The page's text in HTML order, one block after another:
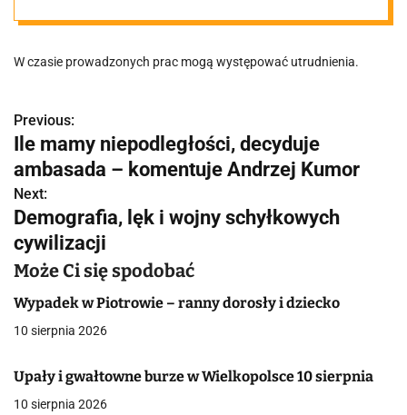
m urzędzie.
Pojawi się
między innymi
winda
W czasie prowadzonych prac mogą występować utrudnienia.
N
a
w
i
g
a
c
j
a
Previous:
Ile mamy niepodległości, decyduje
ambasada – komentuje Andrzej Kumor
Next:
Demografia, lęk i wojny schyłkowych
cywilizacji
Może Ci się spodobać
Wypadek w Piotrowie – ranny dorosły i dziecko
10 sierpnia 2026
Upały i gwałtowne burze w Wielkopolsce 10 sierpnia
10 sierpnia 2026